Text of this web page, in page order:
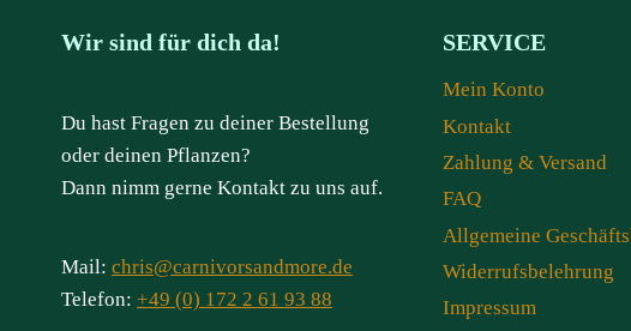
Wir sind für dich da!
Du hast Fragen zu deiner Bestellung
oder deinen Pflanzen?
Dann nimm gerne Kontakt zu uns auf.
Mail: chris@carnivorsandmore.de
Telefon: +49 (0) 172 2 61 93 88
SERVICE
Mein Konto
Kontakt
Zahlung & Versand
FAQ
Allgemeine
Widerrufsbelehrung
Impressum